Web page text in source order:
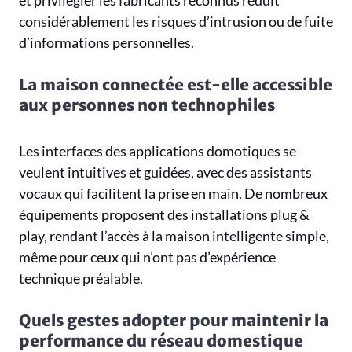
considérablement les risques d’intrusion ou de fuite
d’informations personnelles.
La maison connectée est-elle accessible
aux personnes non technophiles
Les interfaces des applications domotiques se
veulent intuitives et guidées, avec des assistants
vocaux qui facilitent la prise en main. De nombreux
équipements proposent des installations plug &
play, rendant l’accès à la maison intelligente simple,
même pour ceux qui n’ont pas d’expérience
technique préalable.
Quels gestes adopter pour maintenir la
performance du réseau domestique